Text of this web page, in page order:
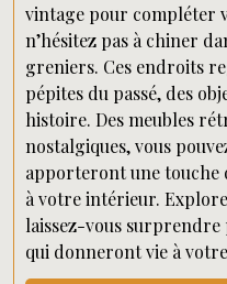
vintage pour compléter
n’hésitez pas à chiner
greniers. Ces endroits
pépites du passé, des
histoire. Des meubles
nostalgiques, vous
apporteront une touche
à votre intérieur.
laissez-vous
qui donneront vie à